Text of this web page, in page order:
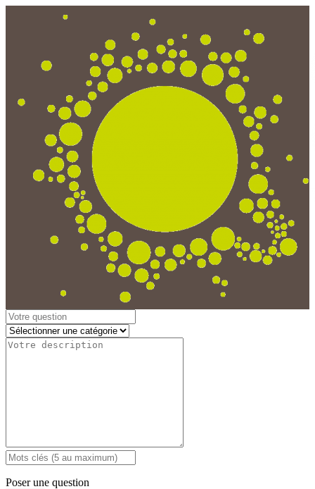
Poser une question